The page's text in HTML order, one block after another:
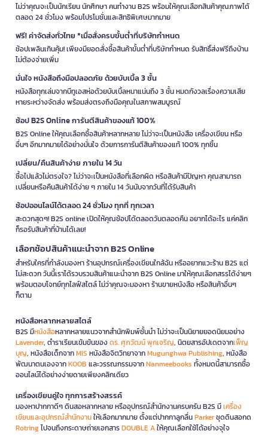
ไม่ว่าคุณจะเป็นนักเรียน นักศึกษา คนทำงาน B2S พร้อมให้คุณเลือกสินค้าคุณภาพได้
ตลอด 24 ชั่วโมง พร้อมโปรโมชั่นและสิทธิพิเศษมากมาย
ฟรี! ค่าจัดส่งทั่วไทย *เมื่อสั่งครบขั้นต่ำที่บริษัทกำหนด
ช้อปเพลินเกินคุ้ม! เพียงมียอดสั่งซื้อสินค้าขั้นต่ำที่บริษัทกำหนด รับสิทธิ์ส่งฟรีถึงบ้าน
ไม่ต้องจ่ายเพิ่ม
มั่นใจ หนังสือถึงมือปลอดภัย ด้วยบับเบิ้ล 3 ชั้น
หนังสือทุกเล่มจากบีทูเอสห่อด้วยบับเบิ้ลหนาแน่นถึง 3 ชั้น หมดกังวลเรื่องความเสีย
หายระหว่างจัดส่ง พร้อมส่งตรงถึงมือคุณในสภาพสมบูรณ์
ช้อป B2S Online การันตีสินค้าของแท้ 100%
B2S Online ให้คุณเลือกซื้อสินค้าหลากหลาย ไม่ว่าจะเป็นหนังสือ เครื่องเขียน หรือ
อื่นๆ อีกมากมายได้อย่างมั่นใจ ด้วยการการันตีสินค้าของแท้ 100% ทุกชิ้น
เปลี่ยน/คืนสินค้าง่าย ภายใน 14 วัน
ซื้อไปแล้วไม่ตรงใจ? ไม่ว่าจะเป็นหนังสือที่เลือกผิด หรือสินค้ามีปัญหา คุณสามารถ
เปลี่ยนหรือคืนสินค้าได้ง่าย ๆ ภายใน 14 วันนับจากวันที่ได้รับสินค้า
ช้อปออนไลน์ได้ตลอด 24 ชั่วโมง ทุกที่ ทุกเวลา
สะดวกสุดๆ! B2S online เปิดให้คุณช้อปได้ตลอดวันตลอดคืน อยากได้อะไร แค่คลิก
ก็รอรับสินค้าที่บ้านได้เลย!
เลือกช้อปสินค้าแนะนำจาก B2S Online
สำหรับใครที่กำลังมองหา ร้านอุปกรณ์เครื่องเขียนใกล้ฉัน หรืออยากแวะร้าน B2S แต่
ไม่สะดวก วันนี้เราได้รวบรวมสินค้าแนะนำจาก B2S Online มาให้คุณเลือกสรรได้ง่ายๆ
พร้อมตอบโจทย์ทุกไลฟ์สไตล์ ไม่ว่าคุณจะมองหา ร้านขายหนังสือ หรือสินค้าอื่นๆ
ก็ตาม
หนังสือหลากหลายสไตล์
B2S มีหนังสือหลากหลายแนวจากสำนักพิมพ์ชั้นนำ ไม่ว่าจะเป็นนิยายยอดนิยมอย่าง
Lavender, ตำราเรียนเข้มข้นของดร. ศุภวัฒน์ พุกเจริญ, นิตยสารอัปเดตจากเพ็ญ
บุญ, หนังสือเด็กจากMIS หนังสือจิตวิทยาจากMugunghwa Publishing, หนังสือ
พัฒนาตนเองจากKOOB และวรรณกรรมจากNanmeebooks ทั้งหมดนี้สามารถซื้อ
ออนไลน์ได้อย่างง่ายดายเพียงคลิกเดียว
เครื่องเขียนคู่ใจ ทุกการสร้างสรรค์
มองหาปากกาดีๆ ดินสอหลากหลาย หรืออุปกรณ์สำนักงานครบครัน B2S มีเครื่อง
เขียนและอุปกรณ์สำนักงานให้เลือกมากมาย ตั้งแต่ปากกาลูกลื่นParkerชุดดินสอกด
Rotringไปจนถึงกระดาษถ่ายเอกสารDOUBLE Aให้คุณเลือกใช้ได้อย่างจุใจ